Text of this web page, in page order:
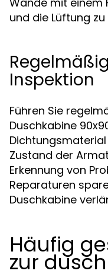
und die Lüftung zu
Inspektion
Führen Sie
Duschkabine
Zustand der
Erkennung von
Reparaturen
Duschkabine
Häufig
zur